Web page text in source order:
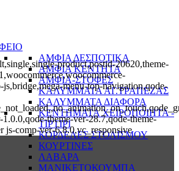
ΑΜΦΙΑ ΔΕΣΠΟΤΙΚΑ
ΑΜΦΙΑ ΚΕΝΤΗΤΑ
ΑΜΦΙΑ-ΣΤΟΦΕΣ
ΚΑΛΥΜΜΑΤΑ ΑΓ.ΤΡΑΠΕΖΑΣ
ΚΑΛΥΜΜΑΤΑ ΔΙΑΦΟΡΑ
ΚΕΝΤΗΜΑΤΑ ΧΕΙΡΟΠΟΙΗΤΑ -
ΤΙΡΤΙΡΙ
ΚΟΡΔΕΛΕΣ ΣΤΟΛΙΣΜΟΥ
ΚΟΥΡΤΙΝΕΣ
ΛΑΒΑΡΑ
ΜΑΝΙΚΕΤΟΚΟΥΜΠΑ
product,postid-20620,theme-
menu-top-navigation,qode-
theme-ver-28.7,qode-theme-
js-comp-ver-6.8.0,vc_responsive